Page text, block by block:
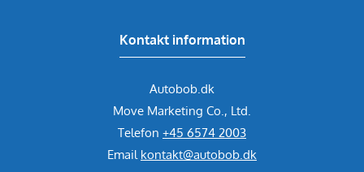
Kontakt information
Autobob.dk
Move Marketing Co., Ltd.
Telefon +45 6574 2003
Email kontakt@autobob.dk